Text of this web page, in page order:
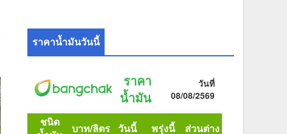
ราคาน้ำมันวันนี้